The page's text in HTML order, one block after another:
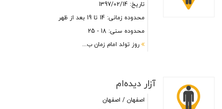
تاریخ: 1397/02/14
محدوده زمانی: 14 تا 19 بعد از ظهر
محدوده سنی: 18 - 25
روز تولد امام زمان ب...
آزار دیده‌ام
اصفهان / اصفهان